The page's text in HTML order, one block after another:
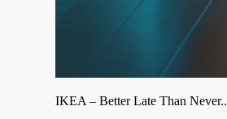
IKEA – Better Late Than Never..